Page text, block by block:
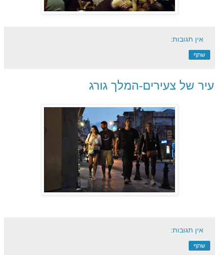
אין תגובות:
שתף
עיר של צעירים-המלך גורג
אין תגובות:
שתף